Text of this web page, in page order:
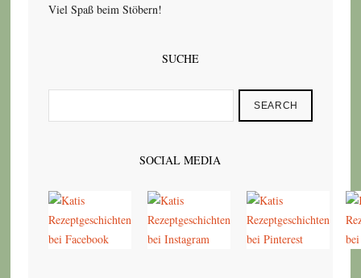
Viel Spaß beim Stöbern!
SUCHE
SEARCH
SOCIAL MEDIA